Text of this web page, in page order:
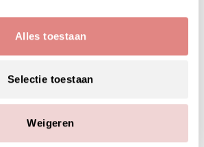
Alles toestaan
Selectie toestaan
Weigeren
stevig en soepel uit te zien
sativa (rice) flour*, calendula
extract*, zea mays (cornsilk)
sinensis (green tea) leaf